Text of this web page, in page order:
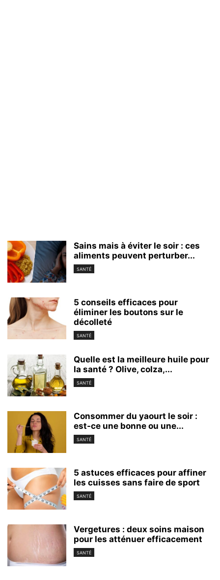
Sains mais à éviter le soir : ces
aliments peuvent perturber...
SANTÉ
5 conseils efficaces pour
éliminer les boutons sur le
décolleté
SANTÉ
Quelle est la meilleure huile pour
la santé ? Olive, colza,...
SANTÉ
Consommer du yaourt le soir :
est-ce une bonne ou une...
SANTÉ
5 astuces efficaces pour affiner
les cuisses sans faire de sport
SANTÉ
Vergetures : deux soins maison
pour les atténuer efficacement
SANTÉ